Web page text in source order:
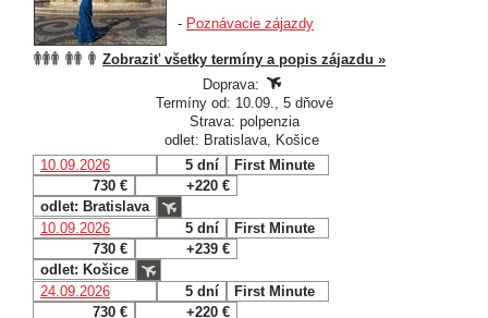
- Poznávacie zájazdy
Zobraziť všetky termíny a popis zájazdu »
Doprava:
Termíny od: 10.09., 5 dňové
Strava: polpenzia
odlet: Bratislava, Košice
10.09.2026
5 dní
First Minute
730 €
+220 €
odlet: Bratislava
10.09.2026
5 dní
First Minute
730 €
+239 €
odlet: Košice
24.09.2026
5 dní
First Minute
730 €
+220 €